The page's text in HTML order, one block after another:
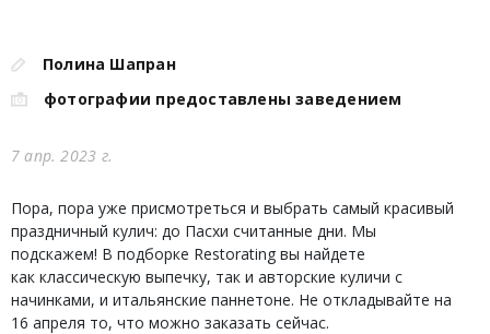
Полина Шапран
фотографии предоставлены заведением
7 апр. 2023 г.
Пора, пора уже присмотреться и выбрать самый красивый
праздничный кулич: до Пасхи считанные дни. Мы
подскажем! В подборке Restorating вы найдете
как классическую выпечку, так и авторские куличи с
начинками, и итальянские паннетоне. Не откладывайте на
16 апреля то, что можно заказать сейчас.